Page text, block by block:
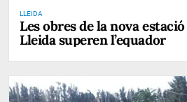
LLEIDA
Les obres de la nova
Lleida superen l’equador